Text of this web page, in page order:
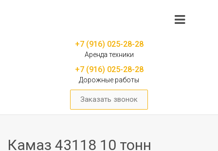
+7 (916) 025-28-28
Аренда техники
+7 (916) 025-28-28
Дорожные работы
Заказать звонок
Камаз 43118 10 тонн